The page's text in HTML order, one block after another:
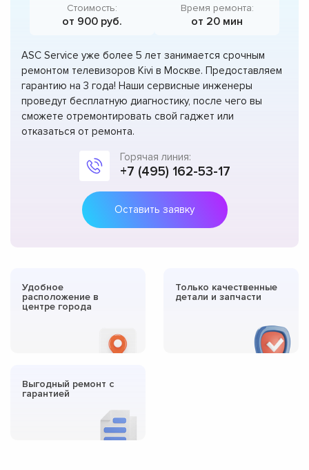
Стоимость:
от 900 руб.
Время ремонта:
от 20 мин
ASC Service уже более 5 лет занимается срочным
ремонтом телевизоров Kivi в Москве. Предоставляем
гарантию на 3 года! Наши сервисные инженеры
проведут бесплатную диагностику, после чего вы
сможете отремонтировать свой гаджет или
отказаться от ремонта.
Горячая линия:
+7 (495) 162-53-17
Оставить заявку
Удобное
расположение в
центре города
Только качественные
детали и запчасти
Выгодный ремонт с
гарантией